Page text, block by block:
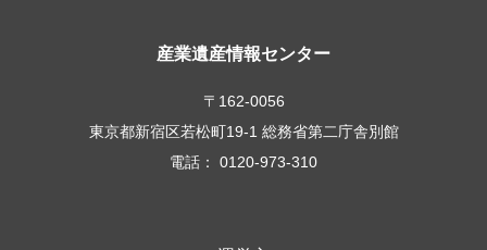
産業遺産情報センター
〒162-0056
東京都新宿区若松町19-1 総務省第二庁舎別館
電話： 0120-973-310